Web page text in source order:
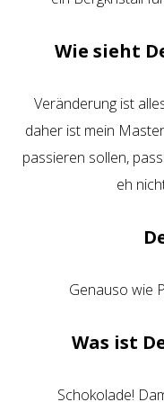
Wie sieht
Veränderung ist
daher ist mein
passieren sollen,
eh
Genauso wie
Was ist
Schokolade!